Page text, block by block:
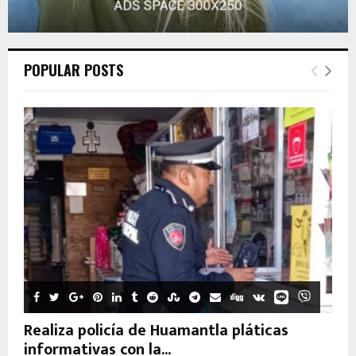
POPULAR POSTS
Realiza policía de Huamantla pláticas
informativas con la...